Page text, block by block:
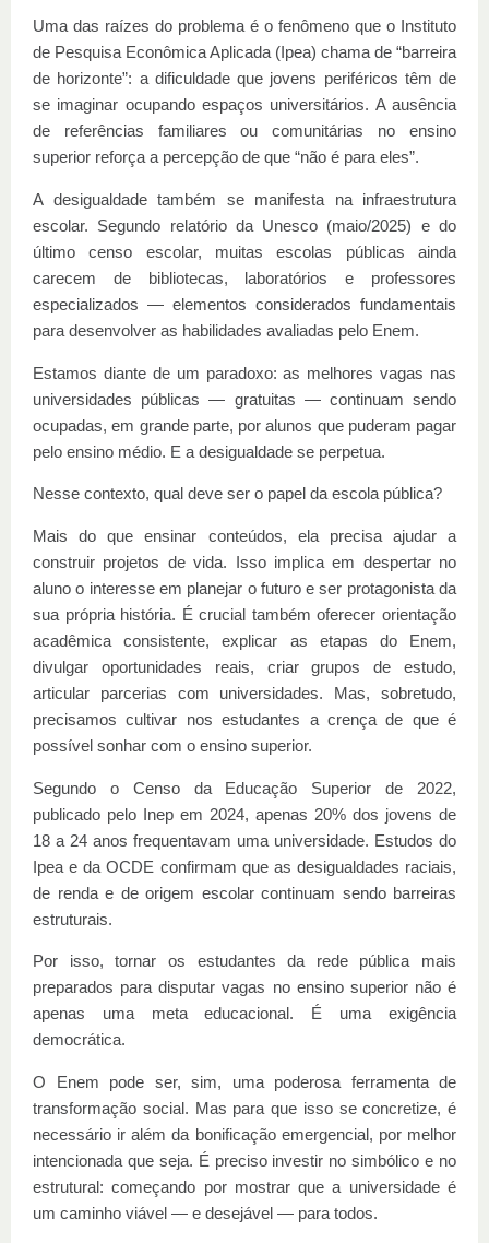
Uma das raízes do problema é o fenômeno que o Instituto
de Pesquisa Econômica Aplicada (Ipea) chama de “barreira
de horizonte”: a dificuldade que jovens periféricos têm de
se imaginar ocupando espaços universitários. A ausência
de referências familiares ou comunitárias no ensino
superior reforça a percepção de que “não é para eles”.
A desigualdade também se manifesta na infraestrutura
escolar. Segundo relatório da Unesco (maio/2025) e do
último censo escolar, muitas escolas públicas ainda
carecem de bibliotecas, laboratórios e professores
especializados — elementos considerados fundamentais
para desenvolver as habilidades avaliadas pelo Enem.
Estamos diante de um paradoxo: as melhores vagas nas
universidades públicas — gratuitas — continuam sendo
ocupadas, em grande parte, por alunos que puderam pagar
pelo ensino médio. E a desigualdade se perpetua.
Nesse contexto, qual deve ser o papel da escola pública?
Mais do que ensinar conteúdos, ela precisa ajudar a
construir projetos de vida. Isso implica em despertar no
aluno o interesse em planejar o futuro e ser protagonista da
sua própria história. É crucial também oferecer orientação
acadêmica consistente, explicar as etapas do Enem,
divulgar oportunidades reais, criar grupos de estudo,
articular parcerias com universidades. Mas, sobretudo,
precisamos cultivar nos estudantes a crença de que é
possível sonhar com o ensino superior.
Segundo o Censo da Educação Superior de 2022,
publicado pelo Inep em 2024, apenas 20% dos jovens de
18 a 24 anos frequentavam uma universidade. Estudos do
Ipea e da OCDE confirmam que as desigualdades raciais,
de renda e de origem escolar continuam sendo barreiras
estruturais.
Por isso, tornar os estudantes da rede pública mais
preparados para disputar vagas no ensino superior não é
apenas uma meta educacional. É uma exigência
democrática.
O Enem pode ser, sim, uma poderosa ferramenta de
transformação social. Mas para que isso se concretize, é
necessário ir além da bonificação emergencial, por melhor
intencionada que seja. É preciso investir no simbólico e no
estrutural: começando por mostrar que a universidade é
um caminho viável — e desejável — para todos.